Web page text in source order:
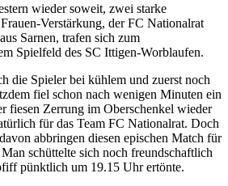
wieder soweit, zwei starke
Verstärkung, der FC Nationalrat
Sarnen, trafen sich zum
Spielfeld des SC Ittigen-Worblaufen.
die Spieler bei kühlem und zuerst noch
fiel schon nach wenigen Minuten ein
fiesen Zerrung im Oberschenkel wieder
für das Team FC Nationalrat. Doch
abbringen diesen epischen Match für
schüttelte sich noch freundschaftlich
pünktlich um 19.15 Uhr ertönte.